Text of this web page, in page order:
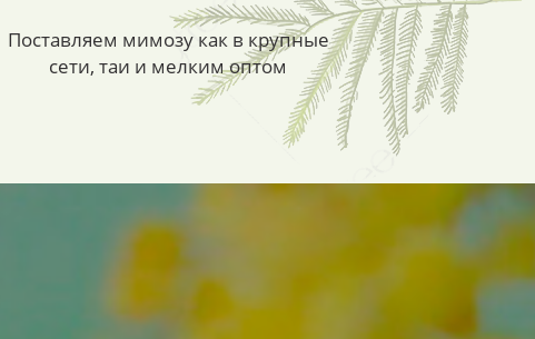
Поставляем мимозу как в крупные
сети, таи и мелким оптом